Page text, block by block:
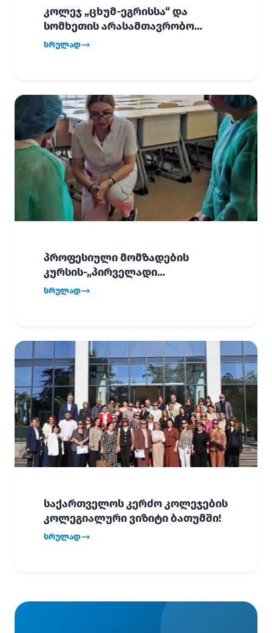
კოლეჯ „ცხუმ-ეგრისსა“ და
სომხეთის არასამთავრობო
ორგანიზაცია „Youth is Power“-ს
სრულად
პროფესიული მომზადების
კურსის-„პირველადი
გადაუდებელი დახმარება“,
სრულად
საქართველოს კერძო კოლეჯების
კოლეგიალური ვიზიტი ბათუმში!
სრულად